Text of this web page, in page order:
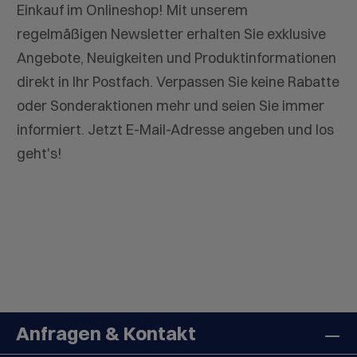
Einkauf im Onlineshop! Mit unserem
regelmäßigen Newsletter erhalten Sie exklusive
Angebote, Neuigkeiten und Produktinformationen
direkt in Ihr Postfach. Verpassen Sie keine Rabatte
oder Sonderaktionen mehr und seien Sie immer
informiert. Jetzt E-Mail-Adresse angeben und los
geht's!
Anfragen & Kontakt